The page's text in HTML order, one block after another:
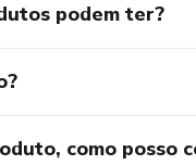
podem ter?
como posso